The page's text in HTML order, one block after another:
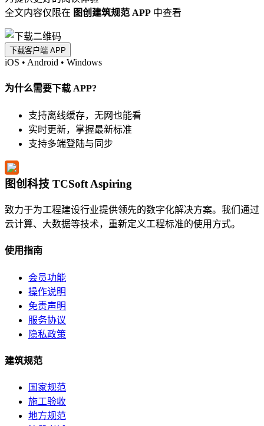
全文内容仅限在 图创建筑规范 APP 中查看
下载客户端 APP
iOS • Android • Windows
为什么需要下载 APP?
支持离线缓存，无网也能看
实时更新，掌握最新标准
支持多端登陆与同步
图创科技 TCSoft Aspiring
致力于为工程建设行业提供领先的数字化解决方案。我们通过
云计算、大数据等技术，重新定义工程标准的使用方式。
使用指南
会员功能
操作说明
免责声明
服务协议
隐私政策
建筑规范
国家规范
施工验收
地方规范